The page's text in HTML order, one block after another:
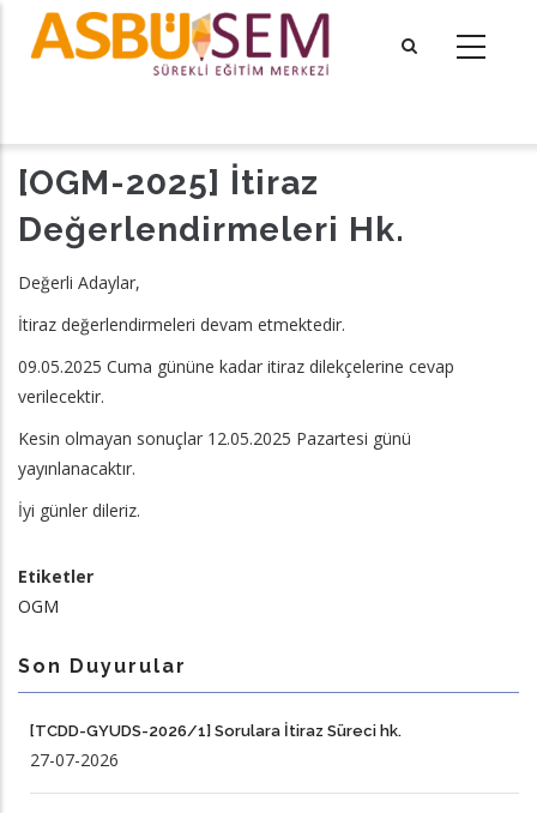
içeriğe
[OGM-2025] İtiraz
Değerlendirmeleri Hk.
Değerli Adaylar,
İtiraz değerlendirmeleri devam etmektedir.
09.05.2025 Cuma gününe kadar itiraz dilekçelerine cevap
verilecektir.
Kesin olmayan sonuçlar 12.05.2025 Pazartesi günü
yayınlanacaktır.
İyi günler dileriz.
Etiketler
OGM
Son Duyurular
[TCDD-GYUDS-2026/1] Sorulara İtiraz Süreci hk.
27-07-2026